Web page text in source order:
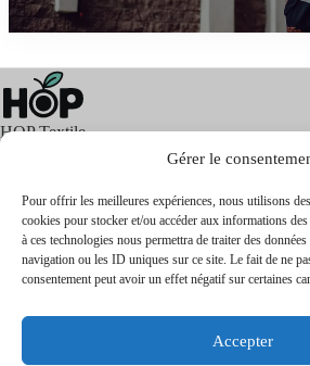
Gérer le
Pour offrir les meilleures expériences, nous utilisons
cookies pour stocker et/ou accéder aux informations
à ces technologies nous permettra de traiter des
navigation ou les ID uniques sur ce site. Le fait de ne
consentement peut avoir un effet négatif sur certaines
Accepter
HOP Textile
Textile Articles
Boutique en ligne
Tarifs Revendeurs